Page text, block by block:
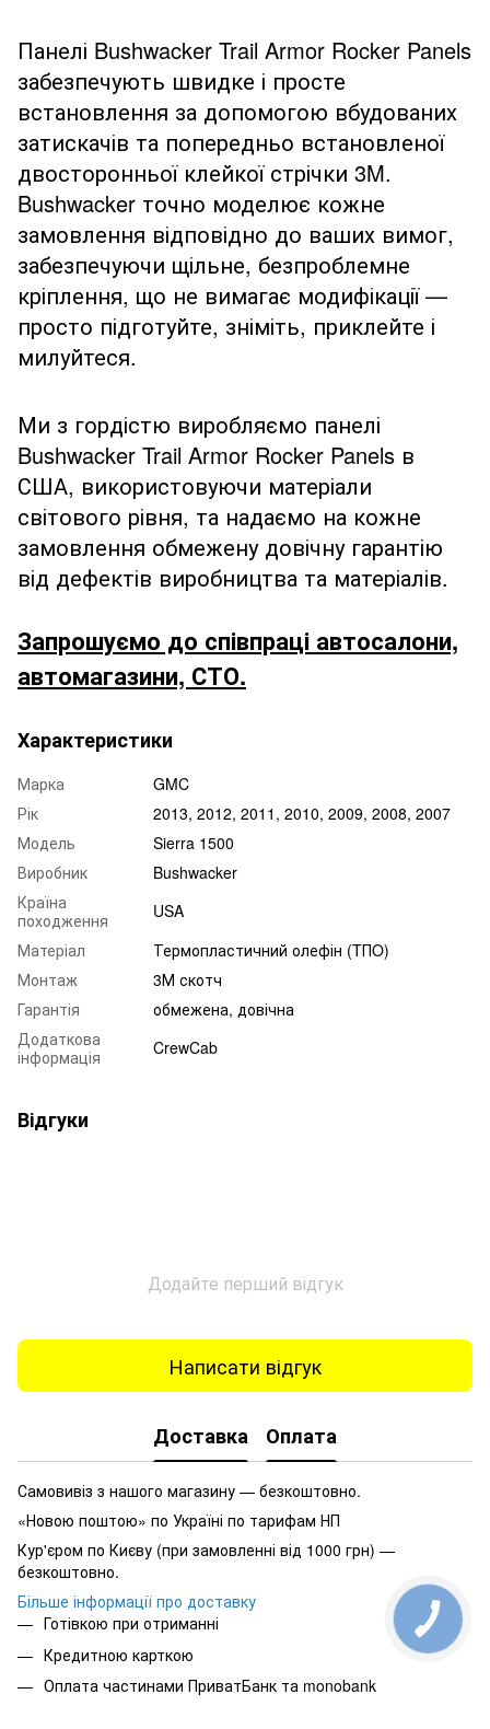
Панелі Bushwacker Trail Armor Rocker Panels
забезпечують швидке і просте
встановлення за допомогою вбудованих
затискачів та попередньо встановленої
двосторонньої клейкої стрічки 3M.
Bushwacker точно моделює кожне
замовлення відповідно до ваших вимог,
забезпечуючи щільне, безпроблемне
кріплення, що не вимагає модифікації —
просто підготуйте, зніміть, приклейте і
милуйтеся.
Ми з гордістю виробляємо панелі
Bushwacker Trail Armor Rocker Panels в
США, використовуючи матеріали
світового рівня, та надаємо на кожне
замовлення обмежену довічну гарантію
від дефектів виробництва та матеріалів.
Запрошуємо до співпраці автосалони,
автомагазини, СТО.
Характеристики
Марка
GMC
Рік
2013, 2012, 2011, 2010, 2009, 2008, 2007
Модель
Sierra 1500
Виробник
Bushwacker
Країна
походження
USA
Матеріал
Термопластичний олефін (TПO)
Монтаж
3М скотч
Гарантія
обмежена, довічна
Додаткова
інформація
CrewCab
Відгуки
Додайте перший відгук
Написати відгук
Доставка Оплата
Самовивіз з нашого магазину — безкоштовно.
«Новою поштою» по Україні по тарифам НП
Кур'єром по Києву (при замовленні від 1000 грн) —
безкоштовно.
Більше інформації про доставку
Готівкою при отриманні
Кредитною карткою
Оплата частинами ПриватБанк та monobank